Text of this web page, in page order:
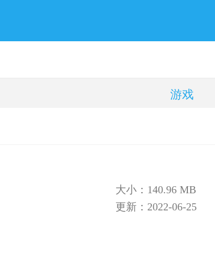
游戏
大小：140.96 MB
更新：2022-06-25